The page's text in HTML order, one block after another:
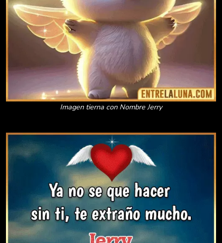
Imagen tierna con Nombre Jerry